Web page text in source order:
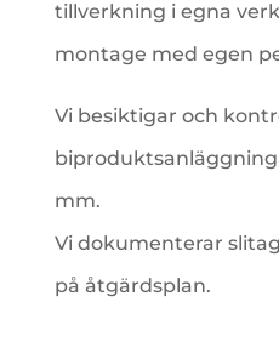
tillverkning i egna
montage med egen
Vi besiktigar och
mm.
Vi dokumenterar
på åtgärdsplan.